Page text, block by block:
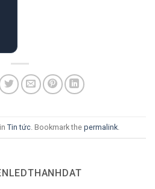
Tin tức. Bookmark the permalink.